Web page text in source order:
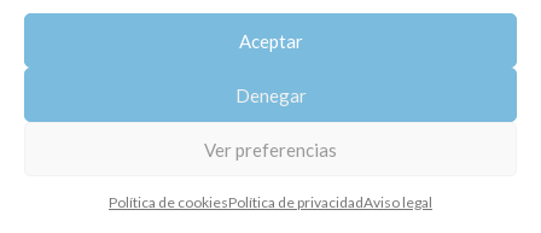
Aceptar
Denegar
Ver preferencias
Política de cookiesPolítica de privacidadAviso legal